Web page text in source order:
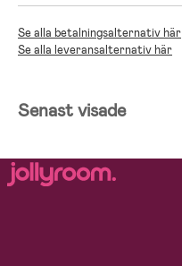
Se alla betalningsalternativ här
Se alla leveransalternativ här
Senast visade